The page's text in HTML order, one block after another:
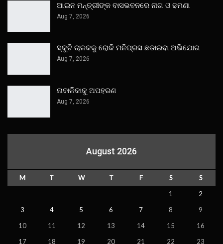
ଆଇନ ମନ୍ତ୍ରୀଙ୍କ ବାସଭବନରେ ନାଗ ଓ ଢମଣା
Aug 7, 2026
ସ୍କୁଟି ଚାଳକକୁ ରୋକି ମନିପ୍ରସ ଛଡାଇବା ଅଭିଯୋଗ
Aug 7, 2026
ନାବାଳିକାକୁ ଅପହରଣ
Aug 7, 2026
August 2026
M T W T F S
S
1
2
3
4 5 6 7 8
9
10
11 12 13 14 15
16
17
18 19 20 21 22 23